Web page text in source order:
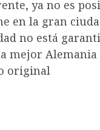
ya no es
en la gran
no está
mejor Alemania
original